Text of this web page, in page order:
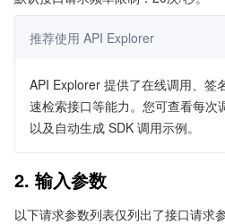
推荐使用 API Explorer
API Explorer 提供了在线调用、签
速检索接口等能力。您可查看每次
以及自动生成 SDK 调用示例。
2. 输入参数
以下请求参数列表仅列出了接口请求